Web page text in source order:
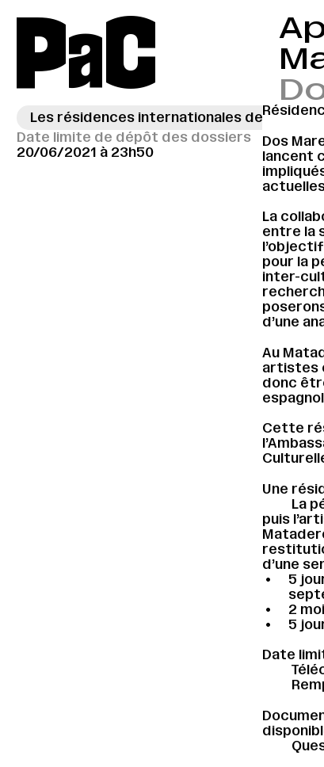
PaC
Les résidences internationales de Dos
Date limite de dépôt des dossiers
20/06/2021 à 23h50
Dos
lancent
La
entre la
pour la
inter-
d’une
Au
artistes
donc
Cette
Une
La
puis
d’une
5
2
5
Date